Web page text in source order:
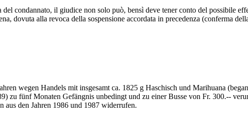
condannato, il giudice non solo può, bensì deve tener conto del possibile
dovuta alla revoca della sospensione accordata in precedenza (conferma
wegen Handels mit insgesamt ca. 1825 g Haschisch und Marihuana
zu fünf Monaten Gefängnis unbedingt und zu einer Busse von Fr. 300.--
aus den Jahren 1986 und 1987 widerrufen.